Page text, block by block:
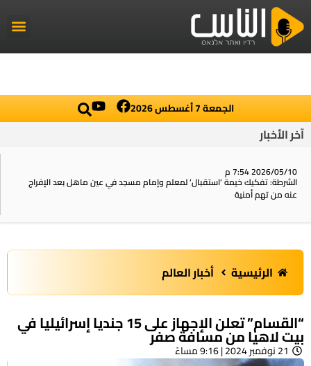
الجمعة 7 أغسطس 2026
آخر الأخبار
2026/05/10 7:54 م
الشرطة: تفكيك خيمة ‘استقبال‘ لمعلم وإمام مسجد في عين ماهل بعد الإفراج
عنه من تهم أمنية
الرئيسية أخبار العالم
“القسام” تعلن الإجهاز على 15 جنديا إسرائيليا في
بيت لاهيا من مسافة صفر
21 نوفمبر 2024 | 9:16 مساءً